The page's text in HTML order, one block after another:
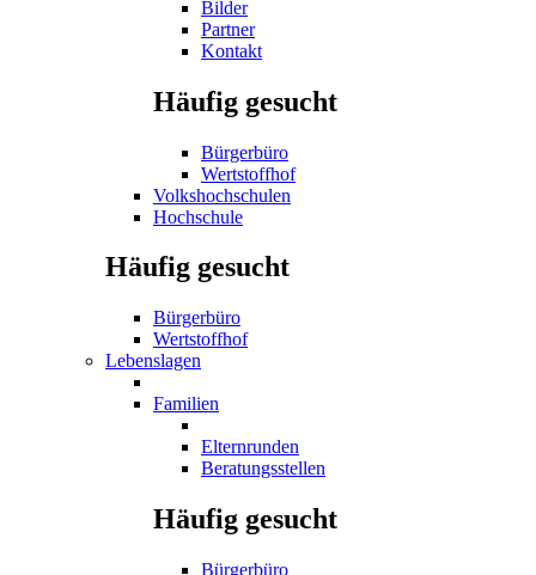
Bilder
Partner
Kontakt
Häufig gesucht
Bürgerbüro
Wertstoffhof
Volkshochschulen
Hochschule
Häufig gesucht
Bürgerbüro
Wertstoffhof
Lebenslagen
Familien
Elternrunden
Beratungsstellen
Häufig gesucht
Bürgerbüro